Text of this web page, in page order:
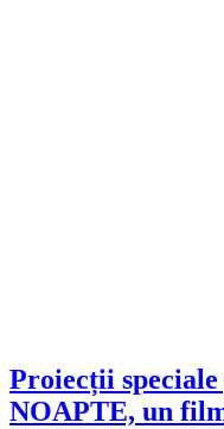
Proiecții
NOAPTE, un